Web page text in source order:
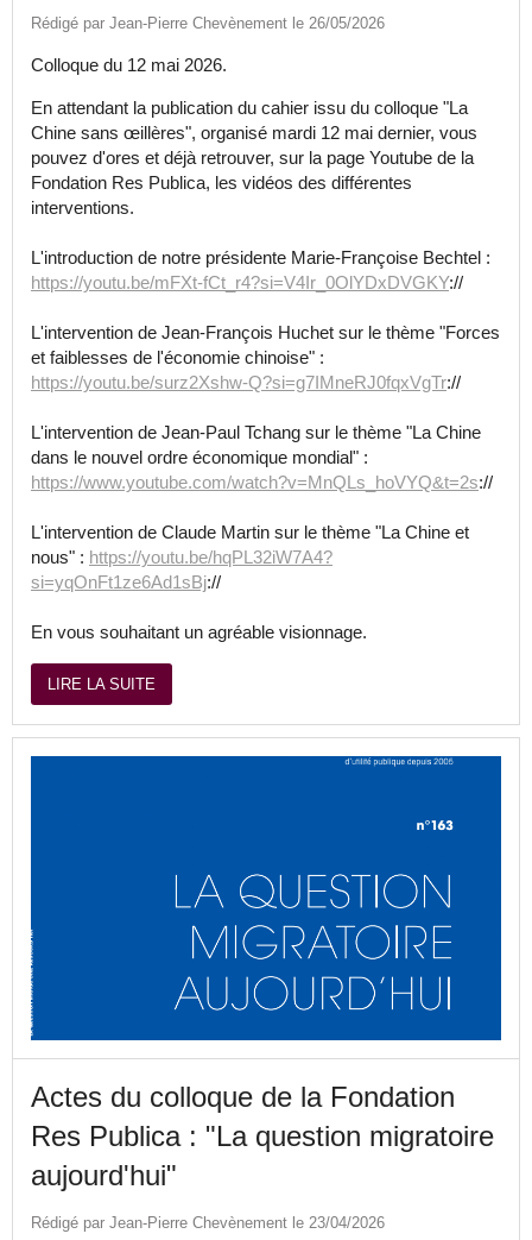
Rédigé par Jean-Pierre Chevènement le 26/05/2026
Colloque du 12 mai 2026.
En attendant la publication du cahier issu du colloque "La
Chine sans œillères", organisé mardi 12 mai dernier, vous
pouvez d'ores et déjà retrouver, sur la page Youtube de la
Fondation Res Publica, les vidéos des différentes
interventions.
L'introduction de notre présidente Marie-Françoise Bechtel :
https://youtu.be/mFXt-fCt_r4?si=V4Ir_0OlYDxDVGKY://
L'intervention de Jean-François Huchet sur le thème "Forces
et faiblesses de l'économie chinoise" :
https://youtu.be/surz2Xshw-Q?si=g7IMneRJ0fqxVgTr://
L'intervention de Jean-Paul Tchang sur le thème "La Chine
dans le nouvel ordre économique mondial" :
https://www.youtube.com/watch?v=MnQLs_hoVYQ&t=2s://
L'intervention de Claude Martin sur le thème "La Chine et
nous" : https://youtu.be/hqPL32iW7A4?
si=yqOnFt1ze6Ad1sBj://
En vous souhaitant un agréable visionnage.
LIRE LA SUITE
Actes du colloque de la Fondation
Res Publica : "La question migratoire
aujourd'hui"
Rédigé par Jean-Pierre Chevènement le 23/04/2026